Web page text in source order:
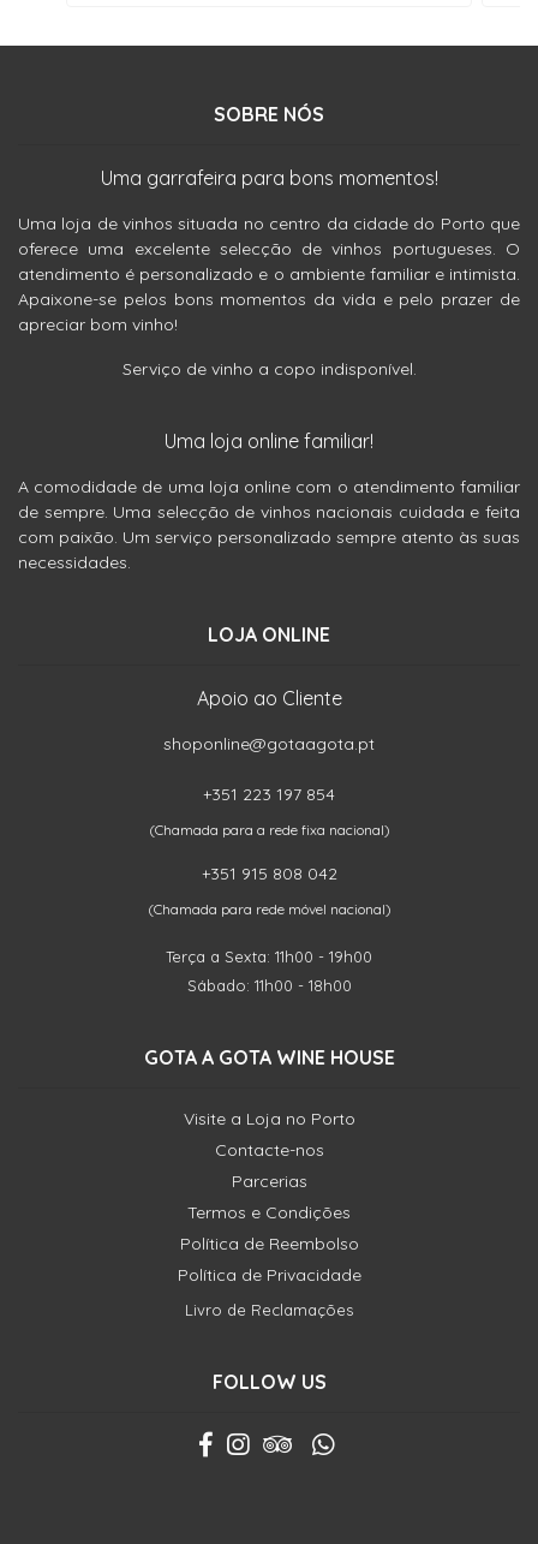
SOBRE NÓS
Uma garrafeira para bons momentos!
Uma loja de vinhos situada no centro da cidade do Porto que
oferece uma excelente selecção de vinhos portugueses. O
atendimento é personalizado e o ambiente familiar e intimista.
Apaixone-se pelos bons momentos da vida e pelo prazer de
apreciar bom vinho!
Serviço de vinho a copo indisponível.
Uma loja online familiar!
A comodidade de uma loja online com o atendimento familiar
de sempre. Uma selecção de vinhos nacionais cuidada e feita
com paixão. Um serviço personalizado sempre atento às suas
necessidades.
LOJA ONLINE
Apoio ao Cliente
shoponline@gotaagota.pt
+351 223 197 854
(Chamada para a rede fixa nacional)
+351 915 808 042
(Chamada para rede móvel nacional)
Terça a Sexta: 11h00 - 19h00
Sábado: 11h00 - 18h00
GOTA A GOTA WINE HOUSE
Visite a Loja no Porto
Contacte-nos
Parcerias
Termos e Condições
Política de Reembolso
Política de Privacidade
Livro de Reclamações
FOLLOW US